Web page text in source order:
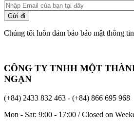
Chúng tôi luôn đảm bảo bảo mật thông
CÔNG TY TNHH MỘT
NGẠN
(+84) 2433 832 463 - (+84) 866 695 968
Mon - Sat: 9:00 - 17:00 / Closed on